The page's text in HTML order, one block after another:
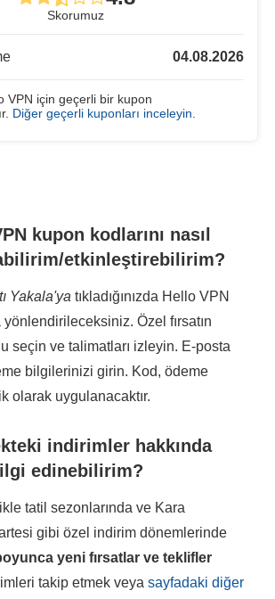
Skorumuz
04.08.2026
VPN için geçerli bir kupon
Diğer geçerli kuponları inceleyin
kupon kodlarını nasıl
etkinleştirebilirim?
Yakala'ya tıkladığınızda Hello VPN
Özel fırsatın
seçin ve talimatları izleyin. E-posta
bilgilerinizi girin. Kod, ödeme
olarak uygulanacaktır.
indirimler hakkında
edinebilirim?
tatil sezonlarında ve Kara
gibi özel indirim dönemlerinde
yeni fırsatlar ve teklifler
takip etmek veya sayfadaki diğer